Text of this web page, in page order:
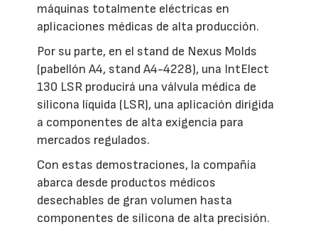
máquinas totalmente eléctricas en
aplicaciones médicas de alta producción.
Por su parte, en el stand de Nexus Molds
(pabellón A4, stand A4-4228), una IntElect
130 LSR producirá una válvula médica de
silicona líquida (LSR), una aplicación dirigida
a componentes de alta exigencia para
mercados regulados.
Con estas demostraciones, la compañía
abarca desde productos médicos
desechables de gran volumen hasta
componentes de silicona de alta precisión.